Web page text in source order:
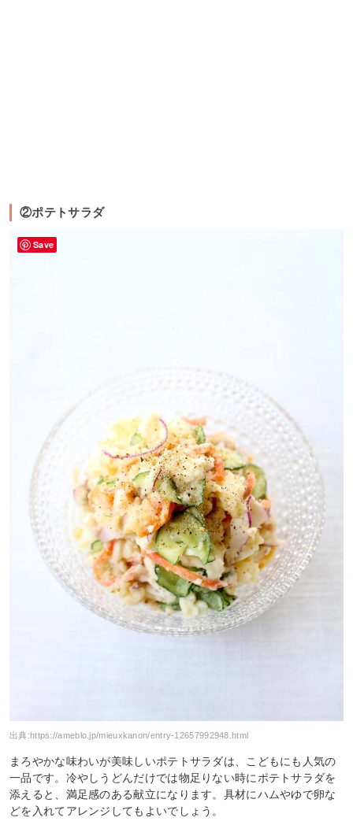
②ポテトサラダ
出典:https://ameblo.jp/mieuxkanon/entry-12657992948.html
まろやかな味わいが美味しいポテトサラダは、こどもにも人気の
一品です。冷やしうどんだけでは物足りない時にポテトサラダを
添えると、満足感のある献立になります。具材にハムやゆで卵な
どを入れてアレンジしてもよいでしょう。
Save